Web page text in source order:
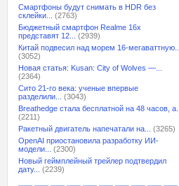
Смартфоны будут снимать в HDR без
склейки...
(2763)
Бюджетный смартфон Realme 16x
представят 12...
(2939)
Китай подвесил над морем 16-мегаваттную...
(3052)
Новая статья: Kusan: City of Wolves —...
(2364)
Сито 21-го века: ученые впервые
разделили...
(3043)
Breathedge стала бесплатной на 48 часов, а...
(2211)
Ракетный двигатель напечатали на...
(3265)
OpenAI приостановила разработку ИИ-
модели...
(2300)
Новый геймплейный трейлер подтвердил
дату...
(2239)